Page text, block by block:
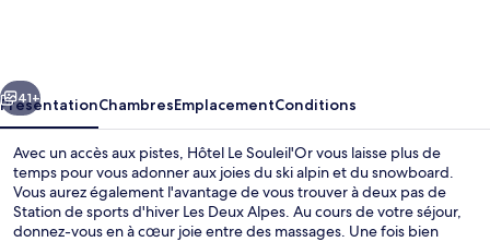
Suivant
41+
PrésentationChambresEmplacementConditions
Avec un accès aux pistes, Hôtel Le Souleil'Or vous laisse plus de
temps pour vous adonner aux joies du ski alpin et du snowboard.
Vous aurez également l'avantage de vous trouver à deux pas de
Station de sports d'hiver Les Deux Alpes. Au cours de votre séjour,
donnez-vous en à cœur joie entre des massages. Une fois bien